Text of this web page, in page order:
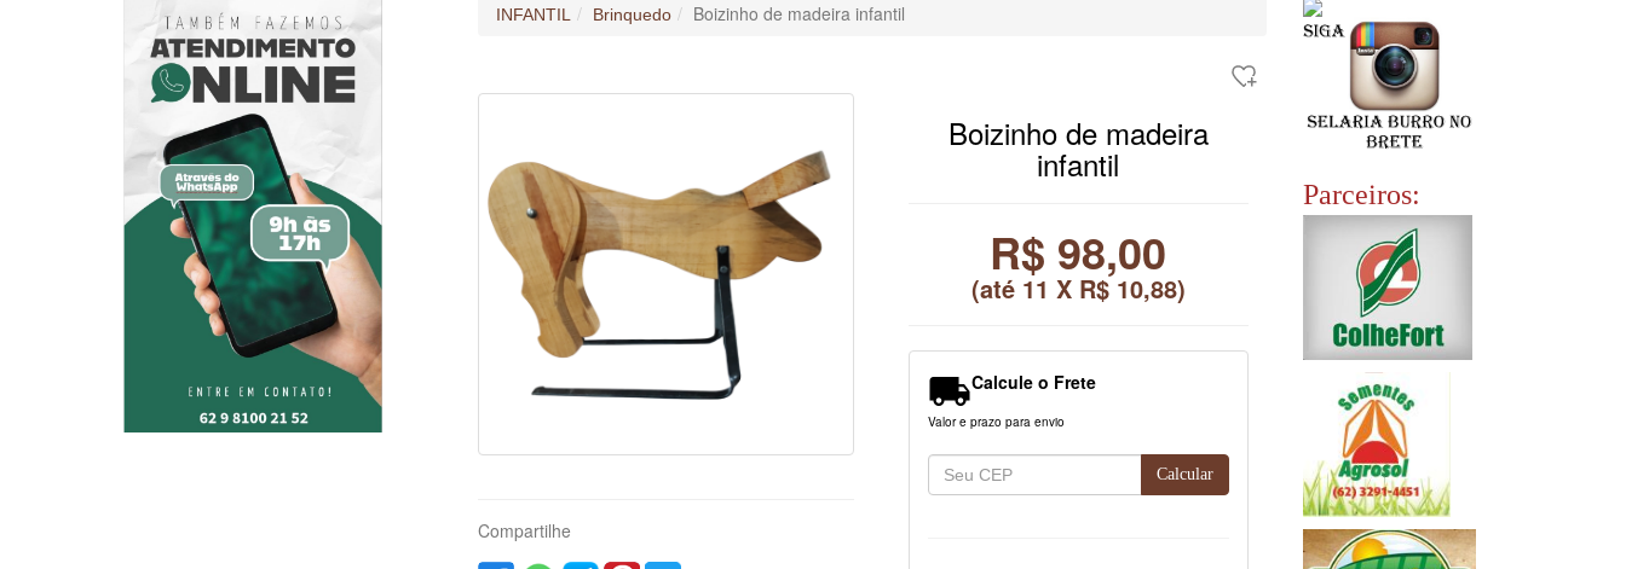
INFANTIL Brinquedo Boizinho de madeira infantil
Compartilhe
Boizinho de madeira
infantil
R$ 98,00
(até 11 X R$ 10,88)
Calcule o Frete
Valor e prazo para envio
Calcular
Parceiros: